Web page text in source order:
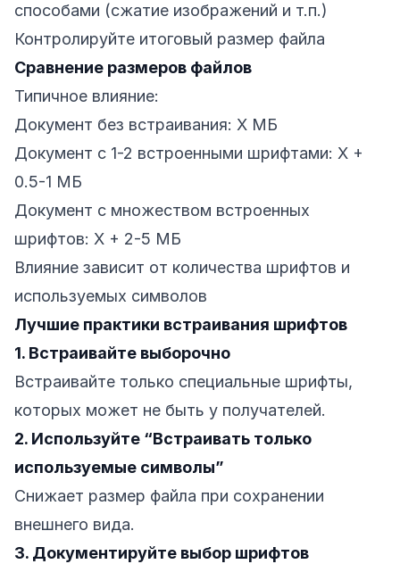
способами (сжатие изображений и т.п.)
Контролируйте итоговый размер файла
Сравнение размеров файлов
Типичное влияние:
Документ без встраивания: X МБ
Документ с 1-2 встроенными шрифтами: X +
0.5-1 МБ
Документ с множеством встроенных
шрифтов: X + 2-5 МБ
Влияние зависит от количества шрифтов и
используемых символов
Лучшие практики встраивания шрифтов
1. Встраивайте выборочно
Встраивайте только специальные шрифты,
которых может не быть у получателей.
2. Используйте “Встраивать только
используемые символы”
Снижает размер файла при сохранении
внешнего вида.
3. Документируйте выбор шрифтов